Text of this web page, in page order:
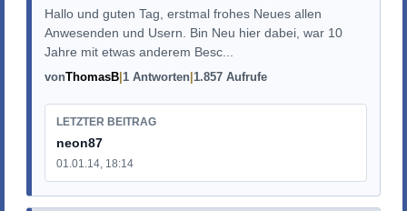
Hallo und guten Tag, erstmal frohes Neues allen
Anwesenden und Usern. Bin Neu hier dabei, war 10
Jahre mit etwas anderem Besc...
vonThomasB 1 Antworten 1.857 Aufrufe
LETZTER BEITRAG
neon87
01.01.14, 18:14